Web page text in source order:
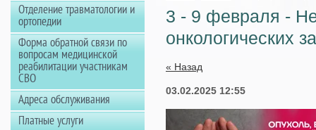
3 - 9 февраля -
онкологических
« Назад
03.02.2025 12:55
Отделение травматологии и
ортопедии
Форма обратной связи по
вопросам медицинской
реабилитации участникам
СВО
Адреса обслуживания
Платные услуги